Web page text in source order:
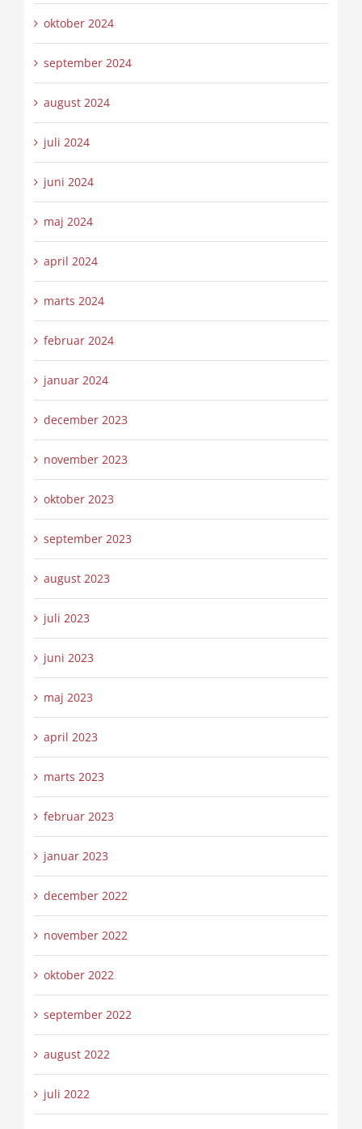
oktober 2024
september 2024
august 2024
juli 2024
juni 2024
maj 2024
april 2024
marts 2024
februar 2024
januar 2024
december 2023
november 2023
oktober 2023
september 2023
august 2023
juli 2023
juni 2023
maj 2023
april 2023
marts 2023
februar 2023
januar 2023
december 2022
november 2022
oktober 2022
september 2022
august 2022
juli 2022